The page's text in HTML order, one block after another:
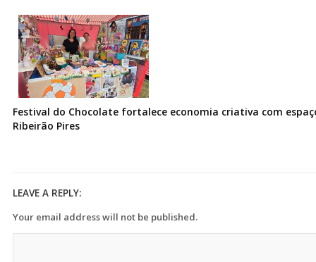
Festival do Chocolate fortalece economia criativa com
Ribeirão Pires
LEAVE A REPLY:
Your email address will not be published.